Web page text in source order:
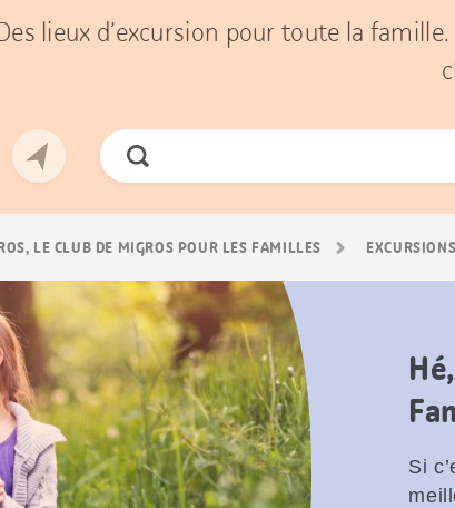
lieux d’excursion pour toute la
Chercher
LE CLUB DE MIGROS POUR LES FAMILLES
Si